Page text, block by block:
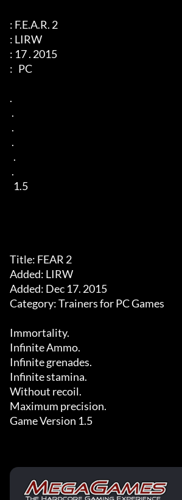
: F.E.A.R. 2
: LIRW
: 17 . 2015
:   PC
.
Title: FEAR 2
Added: LIRW
Added: Dec 17. 2015
Category: Trainers for PC Games
Immortality.
Infinite Ammo.
Infinite grenades.
Infinite stamina.
Without recoil.
Maximum precision.
Game Version 1.5